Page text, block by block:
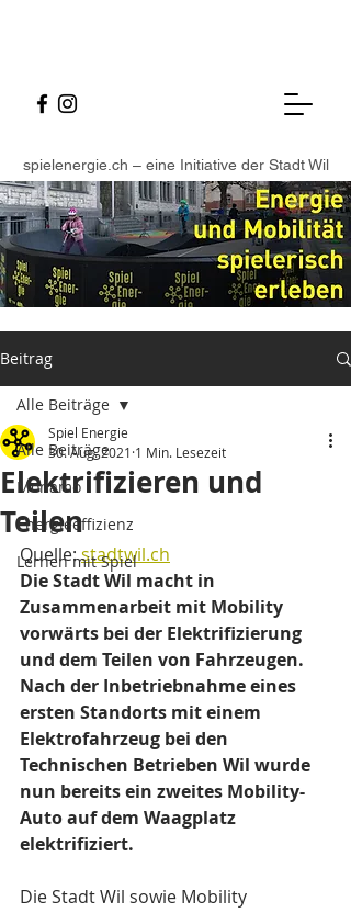
spielenergie.ch – eine Initiative der Stadt Wil
Beitrag
Alle Beiträge
Monamo
Energieeffizienz
Lernen mit Spiel
Alle Beiträge
Elektrifizieren und
Teilen
Spiel Energie
30. Aug. 2021 1 Min. Lesezeit
Quelle: stadtwil.ch
Die Stadt Wil macht in
Zusammenarbeit mit Mobility
vorwärts bei der Elektrifizierung
und dem Teilen von Fahrzeugen.
Nach der Inbetriebnahme eines
ersten Standorts mit einem
Elektrofahrzeug bei den
Technischen Betrieben Wil wurde
nun bereits ein zweites Mobility-
Auto auf dem Waagplatz
elektrifiziert.
Die Stadt Wil sowie Mobility